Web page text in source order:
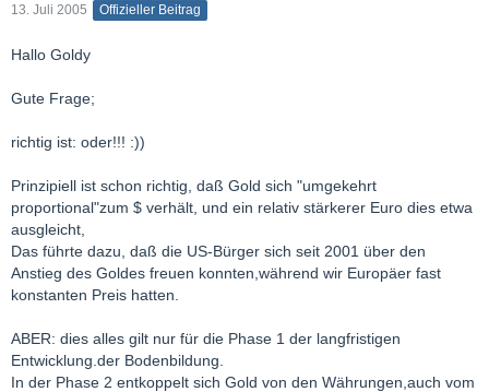
13. Juli 2005 Offizieller Beitrag
Hallo Goldy
Gute Frage;
richtig ist: oder!!! :))
Prinzipiell ist schon richtig, daß Gold sich "umgekehrt
proportional"zum $ verhält, und ein relativ stärkerer Euro dies etwa
ausgleicht,
Das führte dazu, daß die US-Bürger sich seit 2001 über den
Anstieg des Goldes freuen konnten,während wir Europäer fast
konstanten Preis hatten.
ABER: dies alles gilt nur für die Phase 1 der langfristigen
Entwicklung.der Bodenbildung.
In der Phase 2 entkoppelt sich Gold von den Währungen,auch vom